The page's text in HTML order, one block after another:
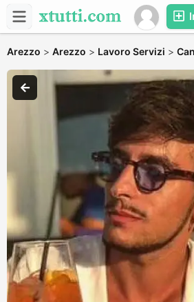
Arezzo > Arezzo > Lavoro Servizi >